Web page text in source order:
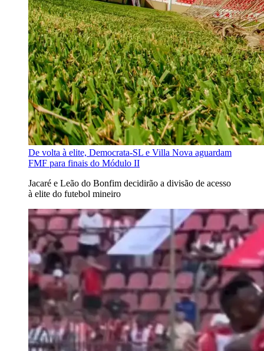
De volta à elite, Democrata-SL e Villa Nova aguardam
FMF para finais do Módulo II
Jacaré e Leão do Bonfim decidirão a divisão de acesso
à elite do futebol mineiro